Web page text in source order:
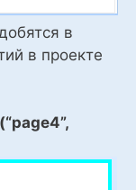
в
в проекте